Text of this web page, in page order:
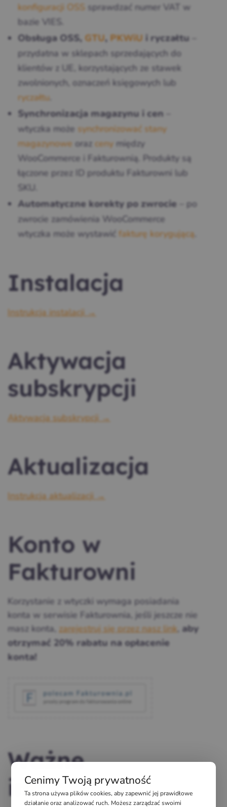
konfiguracji OSS sprawdzać numer VAT w
bazie VIES.
Obsługa OSS, GTU , PKWiU i ryczałtu
przydatna w sklepach sprzedających do
klientów z UE, korzystających ze stawek
zwolnionych, oznaczeń księgowych lub
ryczałtu
Synchronizacja magazynu i cen
wtyczka może synchronizować stany
magazynowe oraz ceny między
WooCommerce i Fakturownią. Produkty są
łączone przez ID produktu Fakturowni lub
SKU.
Automatyczne korekty po zwrocie
– po
zwrocie zamówienia WooCommerce
wtyczka może wystawić fakturę korygującą
Instalacja
Instrukcja instalacji →
Aktywacja
subskrypcji
Aktywacja subskrypcji →
Aktualizacja
Instrukcja aktualizacji →
Konto w
Fakturowni
Korzystanie z wtyczki wymaga posiadania
konta w serwisie Fakturownia, jeśli jeszcze nie
masz konta, zarejestruj się przez nasz link, aby
otrzymać 20% rabatu na opłacenie
konta!
Ważne
informacje
Cenimy Twoją prywatność
Ta strona używa plików cookies, aby zapewnić jej prawidłowe
działanie oraz analizować ruch. Możesz zarządzać swoimi